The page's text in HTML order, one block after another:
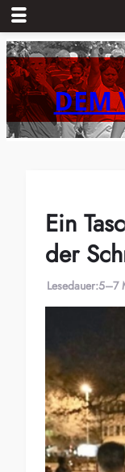
Zum
Inhalt
springenDEM
Ein
der
Lesedauer:5–7